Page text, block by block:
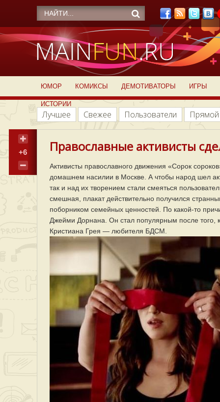
ЮМОР КОМИКСЫ ДЕМОТИВАТОРЫ ИГРЫ
ИСТОРИИ
Лучшее Свежее Пользователи
+6 Православные активисты
Активисты православного движения «Сорок
домашнем насилии в Москве. А чтобы народ шел
так и над их творением стали смеяться
смешная, плакат действительно получился
поборником семейных ценностей. По какой-то
Джейми Дорнана. Он стал популярным после того,
Кристиана Грея — любителя БДСМ.